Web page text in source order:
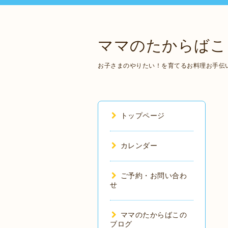
ママのたからばこ
お子さまのやりたい！を育てるお料理お手
トップページ
カレンダー
ご予約・お問い合わ
せ
ママのたからばこの
ブログ